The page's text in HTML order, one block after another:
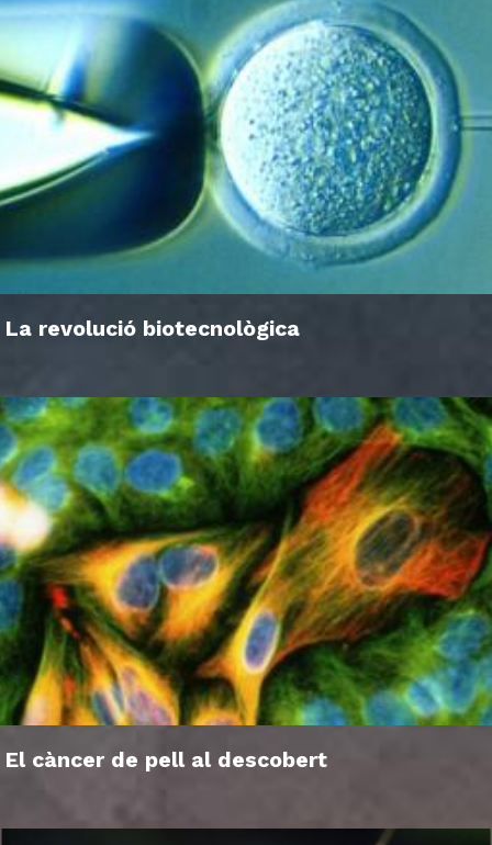
La revolució biotecnològica
El càncer de pell al descobert